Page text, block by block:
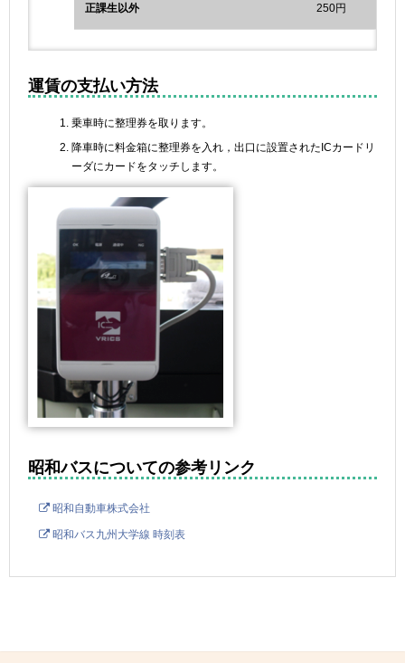
正課生以外 250円
運賃の支払い方法
乗車時に整理券を取ります。
降車時に料金箱に整理券を入れ，出口に設置されたICカードリ
ーダにカードをタッチします。
昭和バスについての参考リンク
昭和自動車株式会社
昭和バス九州大学線 時刻表